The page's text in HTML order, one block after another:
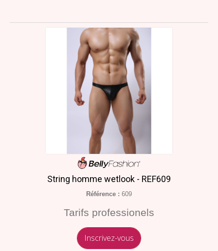
String homme wetlook - REF609
Référence : 609
Tarifs professionels
Inscrivez-vous